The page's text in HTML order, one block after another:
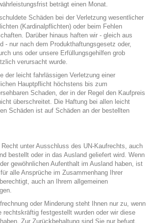
beträgt einen Monat.
Schäden bei der Verletzung wesentlicher
(Kardinalpflichten) oder beim Fehlen
Darüber hinaus haften wir - gleich aus
- nur nach dem Produkthaftungsgesetz oder,
uns oder unsere Erfüllungsgehilfen grob
verursacht wurde.
der leicht fahrlässigen Verletzung einer
Hauptpflicht höchstens bis zum
Schaden, der in der Regel den Kaufpreis
überschreitet. Die Haftung bei allen leicht
Schäden ist auf Schäden an der bestellten
unter Ausschluss des UN-Kaufrechts, auch
bestellt oder in das Ausland geliefert wird. Wenn
gewöhnlichen Aufenthalt im Ausland haben, ist
alle Ansprüche im Zusammenhang Ihrer
auch an Ihrem allgemeinen
oder Minderung steht Ihnen nur zu, wenn
rechtskräftig festgestellt wurden oder wir diese
Zur Zurückbehaltung sind Sie nur befugt,